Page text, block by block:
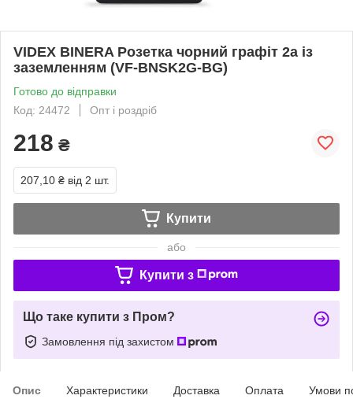
VIDEX BINERA Розетка чорний графіт 2а із
заземленням (VF-BNSK2G-BG)
Готово до відправки
Код: 24472
Опт і роздріб
218 ₴
207,10 ₴ від 2 шт.
Купити
або
Купити з
Що таке купити з Пром?
Замовлення під захистом
Опис Характеристики Доставка Оплата Умови